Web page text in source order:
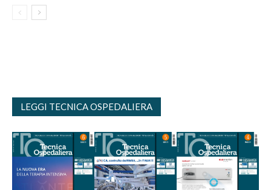
LEGGI TECNICA OSPEDALIERA